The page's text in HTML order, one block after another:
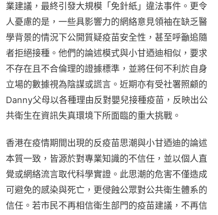
業建議，最終引發大規模「免針紙」違法事件。更令
人憂慮的是，一些具影響力的網絡意見領袖在缺乏醫
學背景的情況下公開質疑疫苗安全性，甚至呼籲追隨
者拒絕接種。他們的論述模式與小甘迺迪相似，要求
不存在且不合倫理的證據標準，並將任何不利於自身
立場的數據視為陰謀或謊言。近期亦有受社署照顧的
Danny父母以各種理由反對嬰兒接種疫苗，反映出公
共衛生在資訊失真環境下所面臨的重大挑戰。
香港在疫情期間出現的反疫苗思潮與小甘迺迪的論述
本質一致，皆源於對專業知識的不信任，並以個人直
覺或網絡流言取代科學實證。此思潮的危害不僅造成
可避免的感染與死亡，更侵蝕公眾對公共衛生體系的
信任。若市民不再相信衛生部門的疫苗建議，不再信